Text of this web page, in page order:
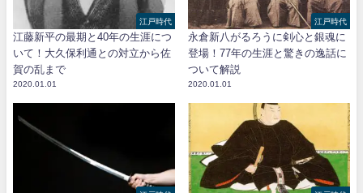
江戸時代
江藤新平の最期と40年の生涯につ
いて！大久保利通との対立から佐
賀の乱まで
2020.01.01
江戸時代
永倉新八がるろうに剣心と銀魂に
登場！77年の生涯と驚きの逸話に
ついて解説
2020.01.01